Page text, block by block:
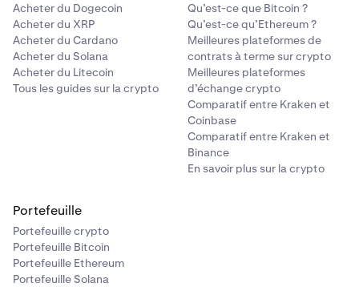
Acheter du Dogecoin
Acheter du XRP
Acheter du Cardano
Acheter du Solana
Acheter du Litecoin
Tous les guides sur la crypto
Qu’est-ce que Bitcoin ?
Qu’est-ce qu’Ethereum ?
Meilleures plateformes de
contrats à terme sur crypto
Meilleures plateformes
d’échange crypto
Comparatif entre Kraken et
Coinbase
Comparatif entre Kraken et
Binance
En savoir plus sur la crypto
Portefeuille
Portefeuille crypto
Portefeuille Bitcoin
Portefeuille Ethereum
Portefeuille Solana